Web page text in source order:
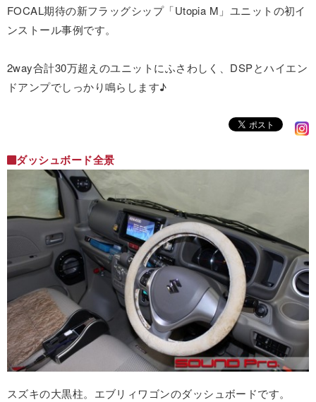
FOCAL期待の新フラッグシップ「Utopia M」ユニットの初イ
ンストール事例です。
2way合計30万超えのユニットにふさわしく、DSPとハイエン
ドアンプでしっかり鳴らします♪
ダッシュボード全景
スズキの大黒柱。エブリィワゴンのダッシュボードです。